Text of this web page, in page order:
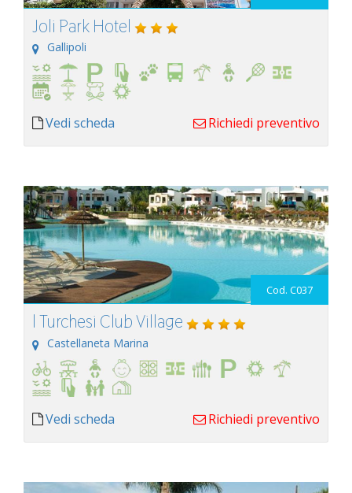
Joli Park Hotel
Gallipoli
Vedi scheda Richiedi preventivo
Cod. C037
l Turchesi Club Village
Castellaneta Marina
Vedi scheda Richiedi preventivo